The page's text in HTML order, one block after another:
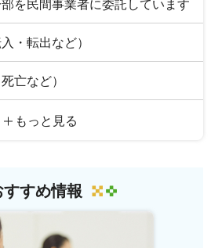
を民間事業者に委託しています
・転出など）
亡など）
もっと見る
すすめ情報